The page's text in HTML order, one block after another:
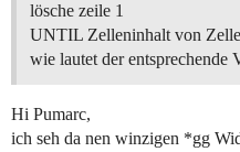
lösche zeile 1
UNTIL Zelleninhalt von
wie lautet der entsprechende
Hi Pumarc,
ich seh da nen winzigen *gg